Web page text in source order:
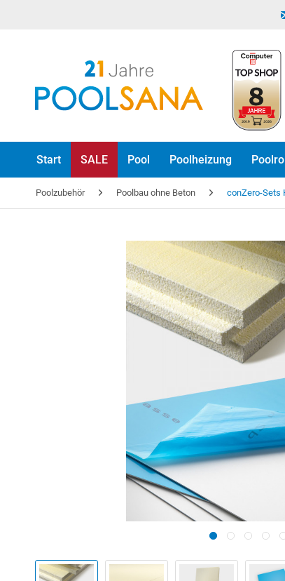
Start SALE Pool Poolheizung
Poolzubehör Poolbau ohne Beton conZero-Sets